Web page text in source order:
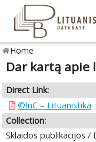
Home
Dar kartą apie
Direct Link:
©InC – Lituanistika
Collection:
Sklaidos publikacijos /